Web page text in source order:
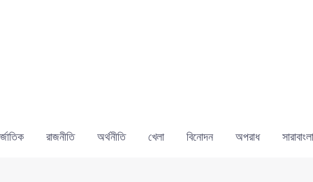
রাজনীতি অর্থনীতি খেলা বিনোদন অপরাধ সারাবাংলা